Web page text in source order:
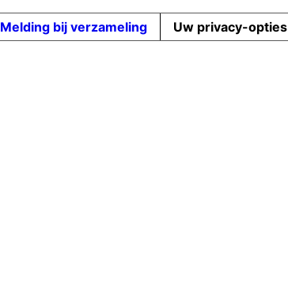
Melding bij verzameling Uw privacy-opties